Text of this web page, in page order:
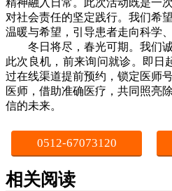
对社会责任的坚定践行。我们希
温暖与希望，引导患者走向科学
冬日将尽，春光可期。我们诚
此次良机，前来询问就诊。即日
过在线渠道提前预约，锁定医师
医师，借助准确医疗，共同照亮
信的未来。
0512-67073120
相关阅读